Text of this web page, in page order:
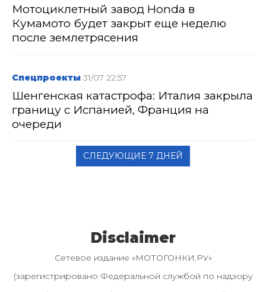
Мотоциклетный завод Honda в
Кумамото будет закрыт еще неделю
после землетрясения
Спецпроекты 31/07 22:57
Шенгенская катастрофа: Италия закрыла
границу с Испанией, Франция на
очереди
СЛЕДУЮЩИЕ 7 ДНЕЙ
Disclaimer
Сетевое издание «МОТОГОНКИ.РУ»
(зарегистрировано Федеральной службой по надзору